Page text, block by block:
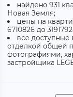
найдено 931
Новая Земля;
цены на
6710826 до
все
отделкой общей
фотографиями,
застройщика